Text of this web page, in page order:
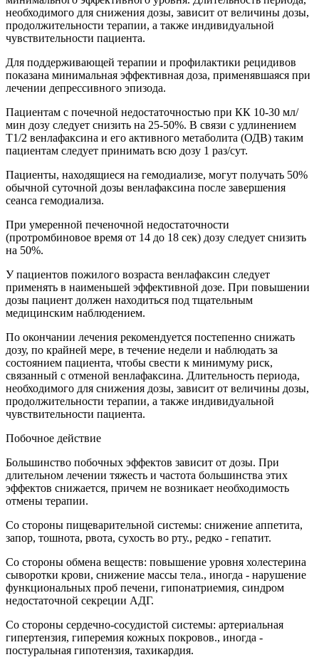
необходимого для снижения дозы, зависит от величины дозы,
продолжительности терапии, а также индивидуальной
чувствительности пациента.
Для поддерживающей терапии и профилактики рецидивов
показана минимальная эффективная доза, применявшаяся при
лечении депрессивного эпизода.
Пациентам с почечной недостаточностью при КК 10-30 мл/
мин дозу следует снизить на 25-50%. В связи с удлинением
T1/2 венлафаксина и его активного метаболита (ОДВ) таким
пациентам следует принимать всю дозу 1 раз/сут.
Пациенты, находящиеся на гемодиализе, могут получать 50%
обычной суточной дозы венлафаксина после завершения
сеанса гемодиализа.
При умеренной печеночной недостаточности
(протромбиновое время от 14 до 18 сек) дозу следует снизить
на 50%.
У пациентов пожилого возраста венлафаксин следует
применять в наименьшей эффективной дозе. При повышении
дозы пациент должен находиться под тщательным
медицинским наблюдением.
По окончании лечения рекомендуется постепенно снижать
дозу, по крайней мере, в течение недели и наблюдать за
состоянием пациента, чтобы свести к минимуму риск,
связанный с отменой венлафаксина. Длительность периода,
необходимого для снижения дозы, зависит от величины дозы,
продолжительности терапии, а также индивидуальной
чувствительности пациента.
Побочное действие
Большинство побочных эффектов зависит от дозы. При
длительном лечении тяжесть и частота большинства этих
эффектов снижается, причем не возникает необходимость
отмены терапии.
Со стороны пищеварительной системы: снижение аппетита,
запор, тошнота, рвота, сухость во рту., редко - гепатит.
Со стороны обмена веществ: повышение уровня холестерина
сыворотки крови, снижение массы тела., иногда - нарушение
функциональных проб печени, гипонатриемия, синдром
недостаточной секреции АДГ.
Со стороны сердечно-сосудистой системы: артериальная
гипертензия, гиперемия кожных покровов., иногда -
постуральная гипотензия, тахикардия.